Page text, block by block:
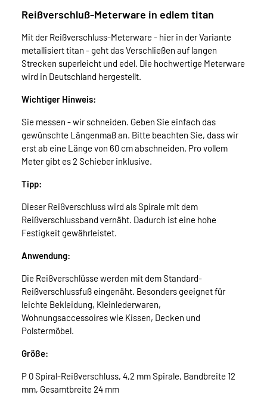
Reißverschluß-Meterware in edlem titan
Mit der Reißverschluss-Meterware - hier in der Variante
metallisiert titan - geht das Verschließen auf langen
Strecken superleicht und edel. Die hochwertige Meterware
wird in Deutschland hergestellt.
Wichtiger Hinweis:
Sie messen - wir schneiden. Geben Sie einfach das
gewünschte Längenmaß an. Bitte beachten Sie, dass wir
erst ab eine Länge von 60 cm abschneiden. Pro vollem
Meter gibt es 2 Schieber inklusive.
Tipp:
Dieser Reißverschluss wird als Spirale mit dem
Reißverschlussband vernäht. Dadurch ist eine hohe
Festigkeit gewährleistet.
Anwendung:
Die Reißverschlüsse werden mit dem Standard-
Reißverschlussfuß eingenäht. Besonders geeignet für
leichte Bekleidung, Kleinlederwaren,
Wohnungsaccessoires wie Kissen, Decken und
Polstermöbel.
Größe:
P 0 Spiral-Reißverschluss, 4,2 mm Spirale, Bandbreite 12
mm, Gesamtbreite 24 mm